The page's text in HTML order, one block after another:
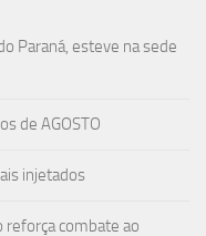
Paraná, esteve na sede
de AGOSTO
injetados
reforça combate ao